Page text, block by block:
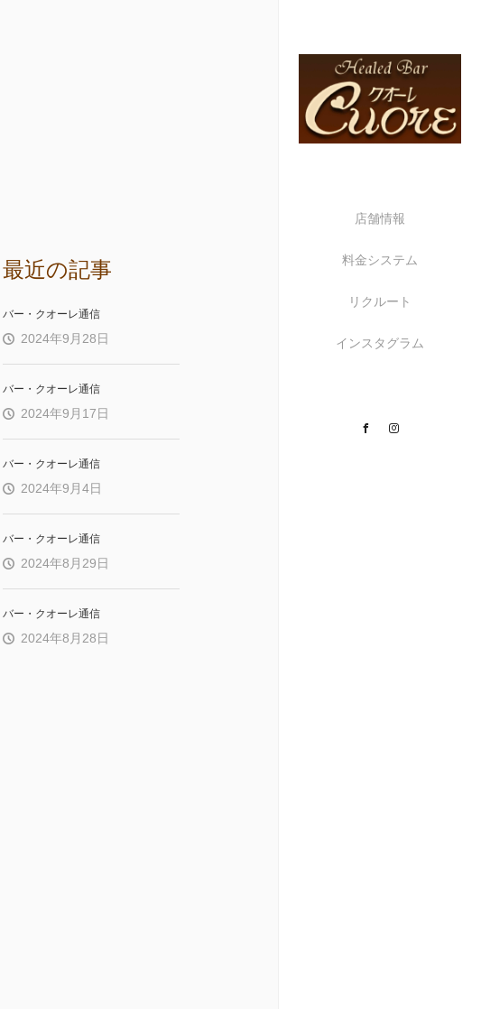
店舗情報
料金システム
リクルート
インスタグラム
Facebook
最近の記事
バー・クオーレ通信
2024年9月28日
バー・クオーレ通信
2024年9月17日
バー・クオーレ通信
2024年9月4日
バー・クオーレ通信
2024年8月29日
バー・クオーレ通信
2024年8月28日